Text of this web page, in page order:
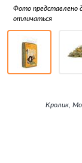
Фото представлено
отличаться
Кролик,